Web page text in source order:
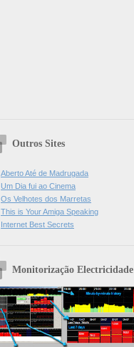
Outros Sites
Aberto Até de Madrugada
Um Dia fui ao Cinema
Os Velhotes dos Marretas
This is Your Amiga Speaking
Internet Best Secrets
Monitorização Electricidade